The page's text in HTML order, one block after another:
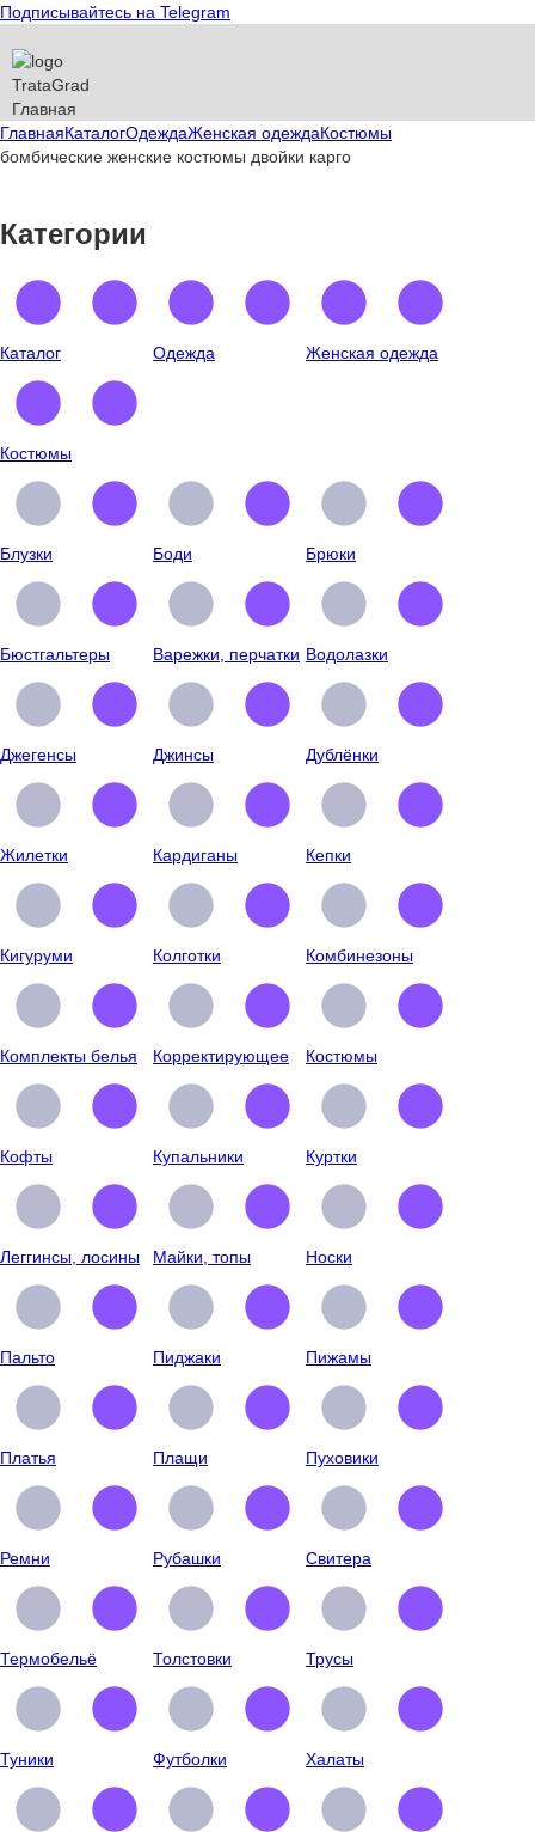
Подписывайтесь на Telegram
TrataGrad
Главная
ГлавнаяКаталогОдеждаЖенская одеждаКостюмы
бомбические женские костюмы двойки карго
Категории
Каталог Одежда Женская одежда
Костюмы
Блузки Боди Брюки
Бюстгальтеры Варежки, перчатки Водолазки
Джегенсы Джинсы Дублёнки
Жилетки Кардиганы Кепки
Кигуруми Колготки Комбинезоны
Комплекты белья Корректирующее Костюмы
Кофты Купальники Куртки
Леггинсы, лосины Майки, топы Носки
Пальто Пиджаки Пижамы
Платья Плащи Пуховики
Ремни Рубашки Свитера
Термобельё Толстовки Трусы
Туники Футболки Халаты